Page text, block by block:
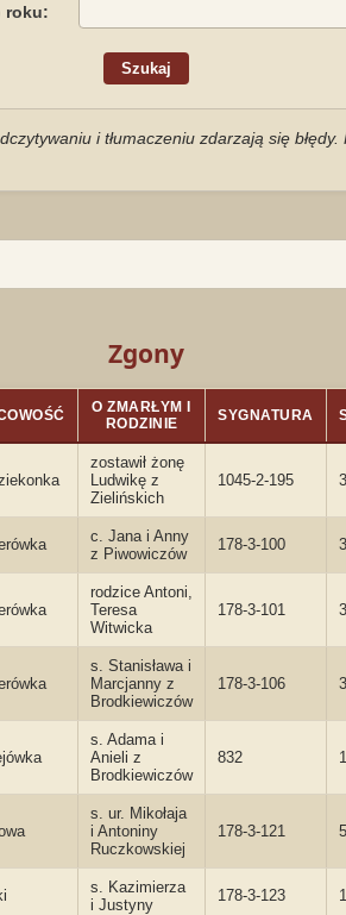
roku:
i tłumaczeniu zdarzają się
Zgony
O ZMARŁYM I
RODZINIE
SYGNATURA
zostawił żonę
Ludwikę z
Zielińskich
1045-2-195
c. Jana i Anny
z Piwowiczów
178-3-100
rodzice Antoni,
Teresa
Witwicka
178-3-101
s. Stanisława i
Marcjanny z
Brodkiewiczów
178-3-106
s. Adama i
Anieli z
Brodkiewiczów
832
s. ur. Mikołaja
i Antoniny
Ruczkowskiej
178-3-121
s. Kazimierza
i Justyny
178-3-123